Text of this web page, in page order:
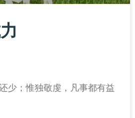
少；惟独敬虔，凡事都有益